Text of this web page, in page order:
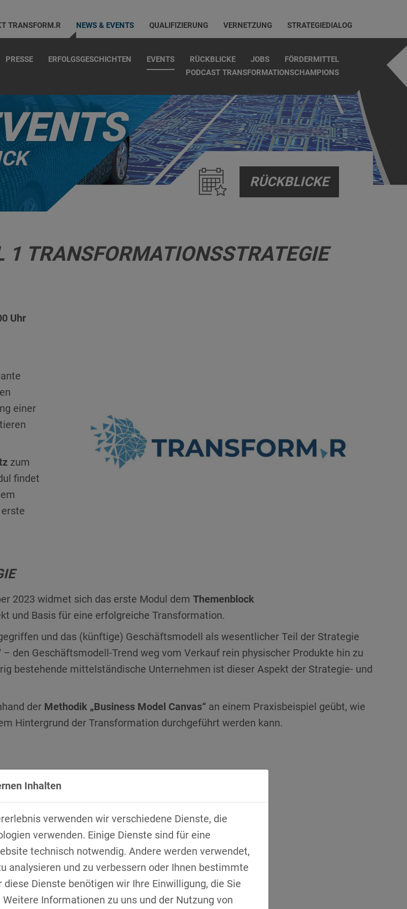
TRANSFORM.R NEWS & EVENTS
PRESSE ERFOLGSGESCHICHTEN EVENTS RÜCKBLICKE JOBS
FÖRDERMITTEL
PODCAST TRANSFORMATIONSCHAMPIONS
QUALIFIZIERUNG VERNETZUNG STRATEGIEDIALOG
RÜCKBLICKE
1 TRANSFORMATIONSSTRATEGIE
Uhr
einer
zum
findet
2023 widmet sich das erste Modul demThemenblock
und Basis für eine erfolgreiche Transformation.
und das (künftige) Geschäftsmodell als wesentlicher Teil der Strategie
den Geschäftsmodell-Trend weg vom Verkauf rein physischer Produkte hin zu
bestehende mittelständische Unternehmen ist dieser Aspekt der Strategie- und
der Methodik „Business Model Canvas“ an einem Praxisbeispiel geübt, wie
Hintergrund der Transformation durchgeführt werden kann.
Inhalten
verwenden wir verschiedene Dienste, die
verwenden. Einige Dienste sind für eine
technisch notwendig. Andere werden verwendet,
analysieren und zu verbessern oder Ihnen bestimmte
Dienste benötigen wir Ihre Einwilligung, die Sie
Informationen zu uns und der Nutzung von